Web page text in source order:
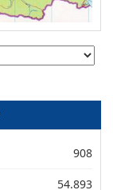
908
54.893